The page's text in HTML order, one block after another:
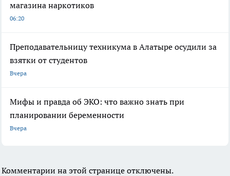
магазина наркотиков
06:20
Преподавательницу техникума в Алатыре осудили за
взятки от студентов
Вчера
Мифы и правда об ЭКО: что важно знать при
планировании беременности
Вчера
Комментарии на этой странице отключены.